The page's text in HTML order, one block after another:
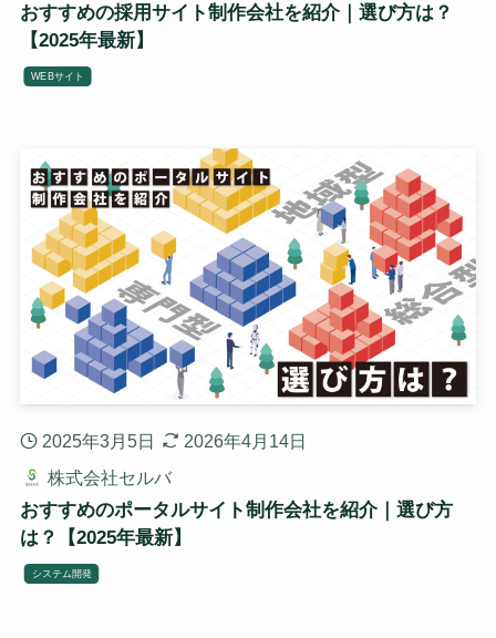
おすすめの採用サイト制作会社を紹介｜選び方は？
【2025年最新】
WEBサイト
2025年3月5日
2026年4月14日
株式会社セルバ
おすすめのポータルサイト制作会社を紹介｜選び方
は？【2025年最新】
システム開発